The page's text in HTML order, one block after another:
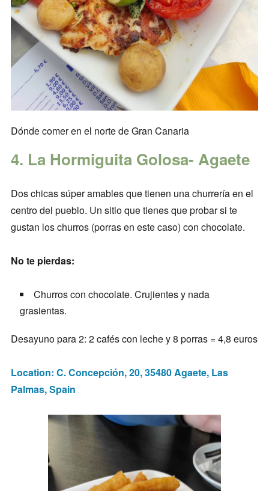
Dónde comer en el norte de Gran Canaria
4. La Hormiguita Golosa- Agaete
Dos chicas súper amables que tienen una churrería en el
centro del pueblo. Un sitio que tienes que probar si te
gustan los churros (porras en este caso) con chocolate.
No te pierdas:
Churros con chocolate. Crujientes y nada
grasientas.
Desayuno para 2: 2 cafés con leche y 8 porras = 4,8 euros
Location: C. Concepción, 20, 35480 Agaete, Las
Palmas, Spain